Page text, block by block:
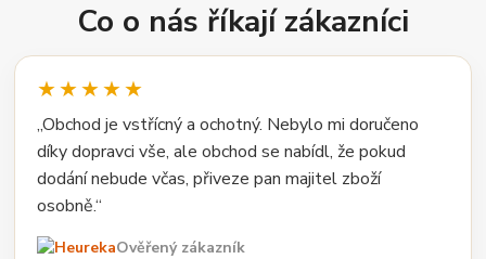
Co o nás říkají zákazníci
★★★★★
„Obchod je vstřícný a ochotný. Nebylo mi doručeno
díky dopravci vše, ale obchod se nabídl, že pokud
dodání nebude včas, přiveze pan majitel zboží
osobně.“
Ověřený zákazník